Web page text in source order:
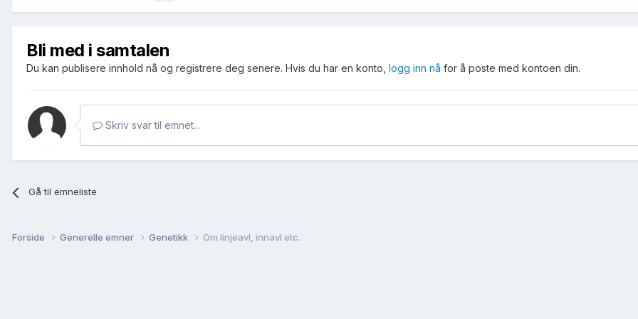
Bli med i samtalen
Du kan publisere innhold nå og registrere deg senere. Hvis du har en konto, logg inn nå for å poste med kontoen din.
Skriv svar til emnet...
Gå til emneliste
Forside Generelle emner Genetikk Om linjeavl, innavl etc.